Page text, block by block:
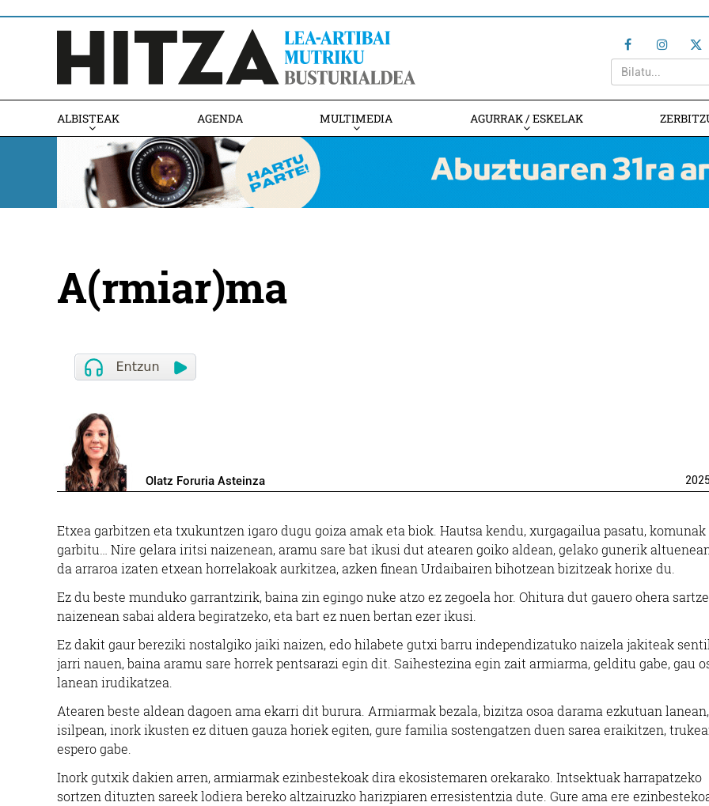
ALBISTEAK AGENDA MULTIMEDIA AGURRAK / ESKELAK
A(rmiar)ma
Olatz Foruria Asteinza 2025
Etxea garbitzen eta txukuntzen igaro dugu goiza amak eta biok. Hautsa kendu, xurgagailua pasatu, komunak
garbitu… Nire gelara iritsi naizenean, aramu sare bat ikusi dut atearen goiko aldean, gelako gunerik
da arraroa izaten etxean horrelakoak aurkitzea, azken finean Urdaibairen bihotzean bizitzeak horixe du.
Ez du beste munduko garrantzirik, baina zin egingo nuke atzo ez zegoela hor. Ohitura dut gauero ohera
naizenean sabai aldera begiratzeko, eta bart ez nuen bertan ezer ikusi.
Ez dakit gaur bereziki nostalgiko jaiki naizen, edo hilabete gutxi barru independizatuko naizela jakiteak
jarri nauen, baina aramu sare horrek pentsarazi egin dit. Saihestezina egin zait armiarma, gelditu gabe, gau
lanean irudikatzea.
Atearen beste aldean dagoen ama ekarri dit burura. Armiarmak bezala, bizitza osoa darama ezkutuan lanean,
isilpean, inork ikusten ez dituen gauza horiek egiten, gure familia sostengatzen duen sarea eraikitzen,
espero gabe.
Inork gutxik dakien arren, armiarmak ezinbestekoak dira ekosistemaren orekarako. Intsektuak harrapatzeko
sortzen dituzten sareek lodiera bereko altzairuzko harizpiaren erresistentzia dute. Gure ama ere